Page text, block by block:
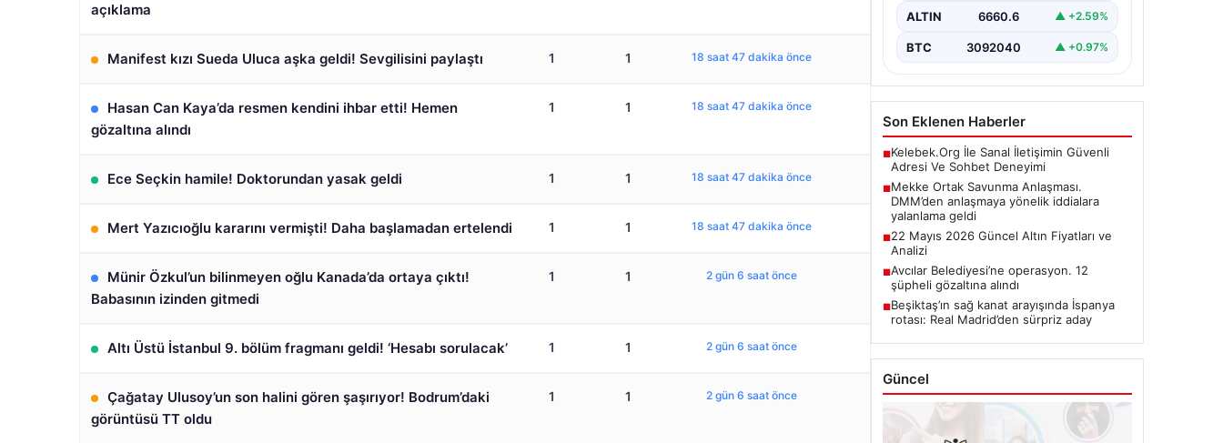
açıklama
Manifest kızı Sueda Uluca aşka geldi! Sevgilisini paylaştı 1 1 18 saat 47 dakika önce
Hasan Can Kaya’da resmen kendini ihbar etti! Hemen
gözaltına alındı
1 1 18 saat 47 dakika önce
Ece Seçkin hamile! Doktorundan yasak geldi 1 1 18 saat 47 dakika önce
Mert Yazıcıoğlu kararını vermişti! Daha başlamadan ertelendi 1 1 18 saat 47 dakika önce
Münir Özkul’un bilinmeyen oğlu Kanada’da ortaya çıktı!
Babasının izinden gitmedi
1 1 2 gün 6 saat önce
Altı Üstü İstanbul 9. bölüm fragmanı geldi! ‘Hesabı sorulacak’ 1 1 2 gün 6 saat önce
Çağatay Ulusoy’un son halini gören şaşırıyor! Bodrum’daki
görüntüsü TT oldu
1 1 2 gün 6 saat önce
ALTIN 6660.6 ▲ +2.59%
BTC 3092040 ▲ +0.97%
Son Eklenen Haberler
■Kelebek.Org İle Sanal İletişimin Güvenli
Adresi Ve Sohbet Deneyimi
■Mekke Ortak Savunma Anlaşması.
DMM’den anlaşmaya yönelik iddialara
yalanlama geldi
■22 Mayıs 2026 Güncel Altın Fiyatları ve
Analizi
■Avcılar Belediyesi’ne operasyon. 12
şüpheli gözaltına alındı
■Beşiktaş’ın sağ kanat arayışında İspanya
rotası: Real Madrid’den sürpriz aday
Güncel